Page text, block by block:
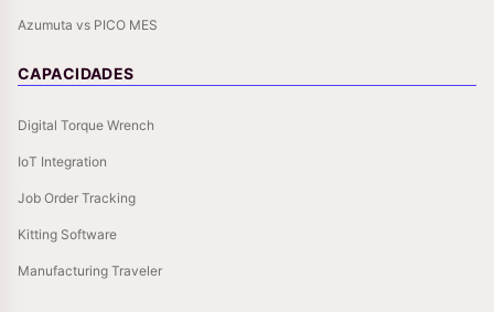
Azumuta vs PICO MES
CAPACIDADES
Digital Torque Wrench
IoT Integration
Job Order Tracking
Kitting Software
Manufacturing Traveler